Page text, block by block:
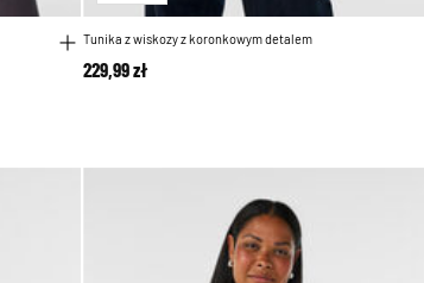
Tunika z wiskozy z koronkowym detalem
229,99 zł